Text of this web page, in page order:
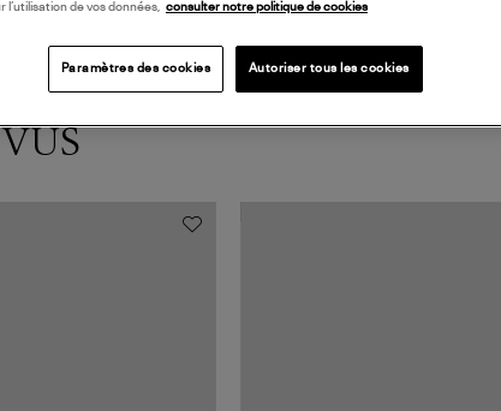
l’utilisation de vos données, consulter notre politique de cookies
Paramètres des cookies Autoriser tous les cookies